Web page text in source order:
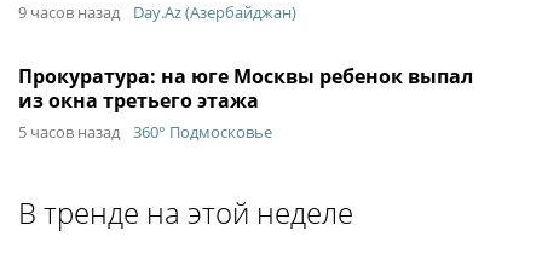
9 часов назад Day.Az (Азербайджан)
Прокуратура: на юге Москвы ребенок выпал
из окна третьего этажа
5 часов назад 360° Подмосковье
В тренде на этой неделе